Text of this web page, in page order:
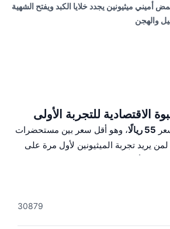
ميثيونين يجدد خلايا الكبد ويفتح الشهية
والهجن
55 ريالًا
، وهو أقل سعر بين مستحضرات
يريد تجربة الميثيونين لأول مرة على
الجسم بكميات كافية، يدخل في بناء
30879